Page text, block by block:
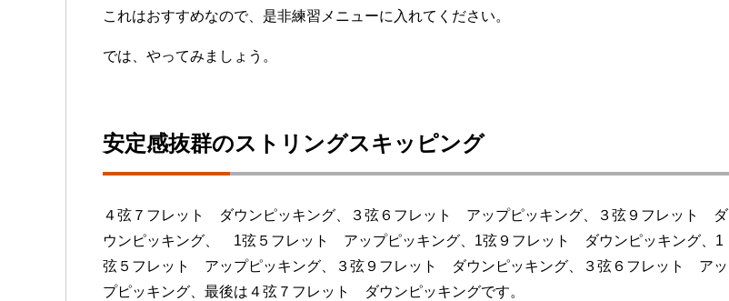
これはおすすめなので、是非練習メニューに入れてください。
では、やってみましょう。
安定感抜群のストリングスキッピング
４弦７フレット ダウンピッキング、３弦６フレット アップピッキング、３弦９フレット ダ
ウンピッキング、 1弦５フレット アップピッキング、1弦９フレット ダウンピッキング、1
弦５フレット アップピッキング、３弦９フレット ダウンピッキング、３弦６フレット アッ
プピッキング、最後は４弦７フレット ダウンピッキングです。